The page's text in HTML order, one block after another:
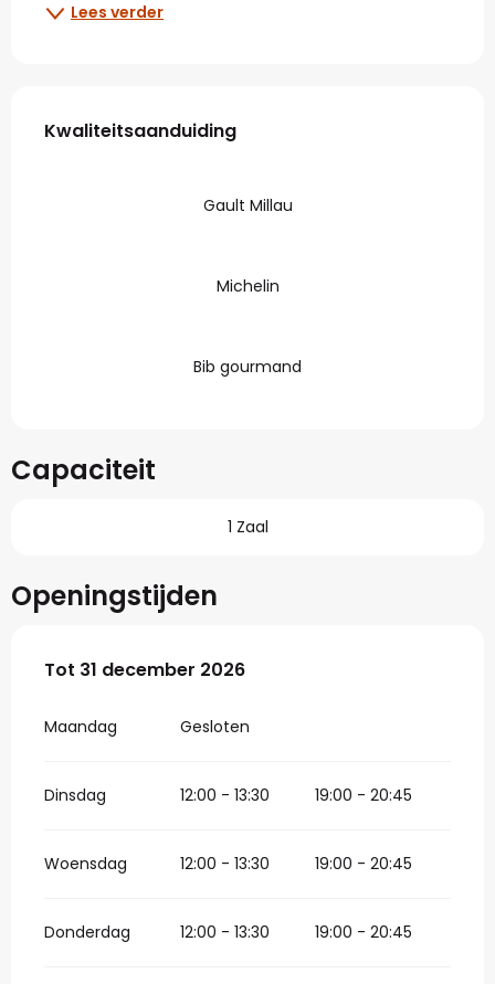
Lees verder
Dienstverlening
Kwaliteitsaanduiding
Kwaliteitsaanduiding
Gault Millau
Michelin
Bib gourmand
Capaciteit
1 Zaal
Openingstijden
Vanaf 5 januari 2026tot
Tot 31 december 2026
Maandag Gesloten
Dinsdag 12:00 - 13:30 19:00 - 20:45
Woensdag 12:00 - 13:30 19:00 - 20:45
Donderdag 12:00 - 13:30 19:00 - 20:45